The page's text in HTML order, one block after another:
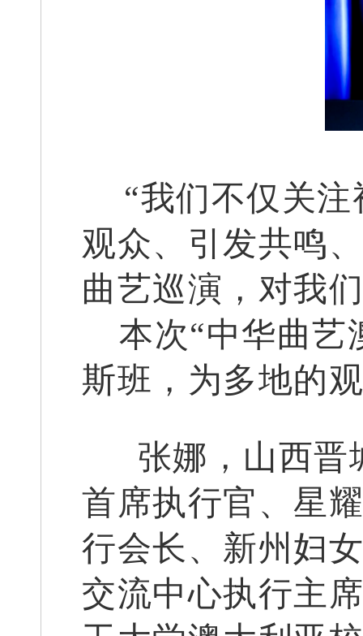
“我们不仅关
观众、引发共鸣
曲艺巡演，对我
本次“中华曲艺
斯班，为多地的
张娜，山西晋
首席执行官、星
行会长、新州妇
交流中心执行主